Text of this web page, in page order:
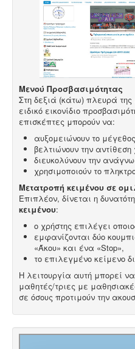
Μενού Προσβασιμότητας
Στη δεξιά (κάτω) πλευρά
ειδικό εικονίδιο
επισκέπτες μπορούν να:
αυξομειώνουν το
βελτιώνουν την
διευκολύνουν την
χρησιμοποιούν το
Μετατροπή κειμένου σε
Επιπλέον, δίνεται η
κειμένου:
ο χρήστης επιλέγει
εμφανίζονται δύο
«Άκου» και ένα «Stop»,
το επιλεγμένο κείμενο
Η λειτουργία αυτή μπορεί
μαθητές/τριες με
σε όσους προτιμούν την